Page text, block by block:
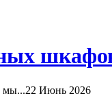
мы...22 Июнь 2026